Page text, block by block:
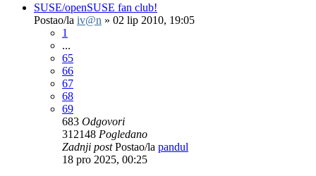
SUSE/openSUSE fan club!
Postao/la iv@n » 02 lip 2010, 19:05
1
...
65
66
67
68
69
683 Odgovori
312148 Pogledano
Zadnji postPostao/la pandul
18 pro 2025, 00:25